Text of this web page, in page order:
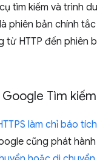
tìm kiếm và trình
phiên bản chính
HTTP đến phiên
Tìm kiếm
làm chỉ báo
cũng phát